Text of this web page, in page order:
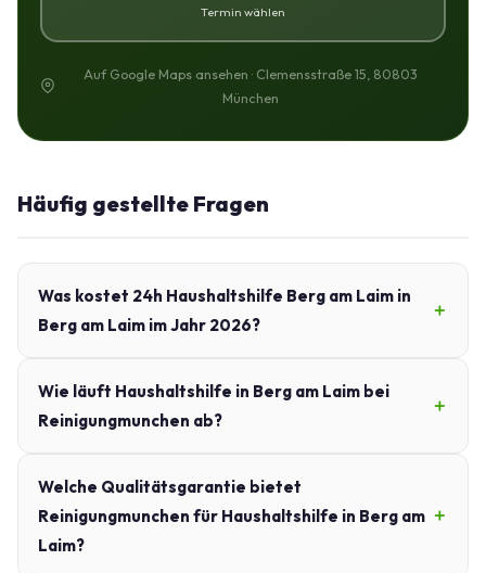
Termin wählen
Auf Google Maps ansehen · Clemensstraße 15, 80803
München
Häufig gestellte Fragen
Was kostet 24h Haushaltshilfe Berg am Laim in
Berg am Laim im Jahr 2026?
Wie läuft Haushaltshilfe in Berg am Laim bei
Reinigungmunchen ab?
Welche Qualitätsgarantie bietet
Reinigungmunchen für Haushaltshilfe in Berg am
Laim?